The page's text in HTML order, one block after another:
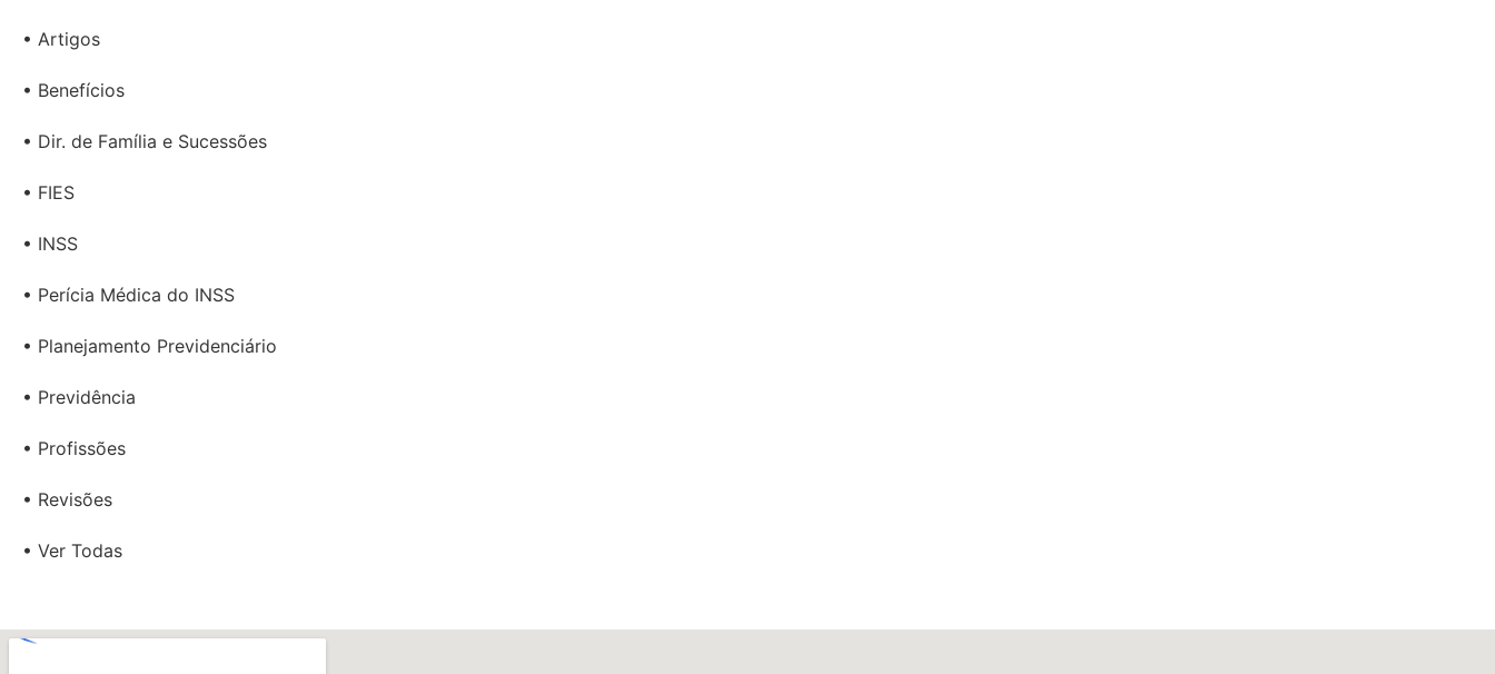
• Artigos
• Benefícios
• Dir. de Família e Sucessões
• FIES
• INSS
• Perícia Médica do INSS
• Planejamento Previdenciário
• Previdência
• Profissões
• Revisões
• Ver Todas